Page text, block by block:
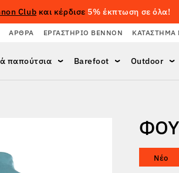
Club και κέρδισε 5% έκπτωση σε όλα!
ΆΡΘΡΑ ΕΡΓΑΣΤΉΡΙΟ BENNON ΚΑΤΆΣΤΗΜΑ
παπούτσια Barefoot Outdoor
Νέο